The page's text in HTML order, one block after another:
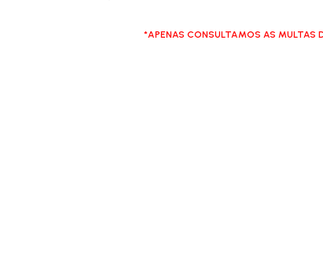
*APENAS CONSULTAMOS AS MULTAS